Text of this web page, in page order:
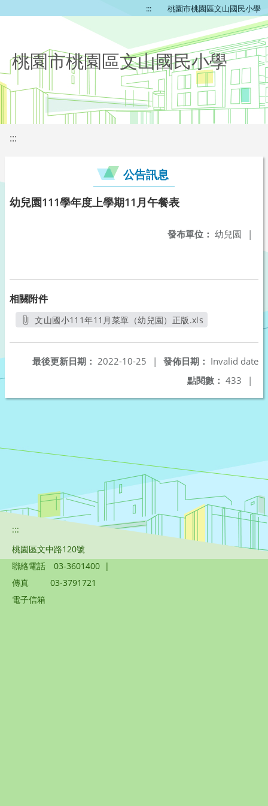
::: 桃園市桃園區文山國民小學
桃園市桃園區文山國民小學
:::
公告訊息
幼兒園111學年度上學期11月午餐表
發布單位： 幼兒園 |
相關附件
文山國小111年11月菜單（幼兒園）正版.xls
發佈日期： Invalid date
最後更新日期： 2022-10-25
|
點閱數： 433 |
:::
桃園區文中路120號
聯絡電話
03-3601400 |
傳真
03-3791721
電子信箱